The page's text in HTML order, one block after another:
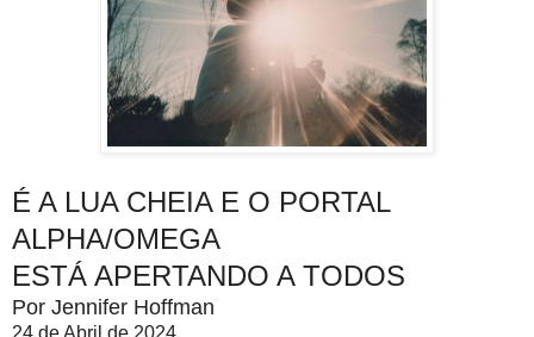
É A LUA CHEIA E O PORTAL
ALPHA/OMEGA
ESTÁ APERTANDO A TODOS
Por Jennifer Hoffman